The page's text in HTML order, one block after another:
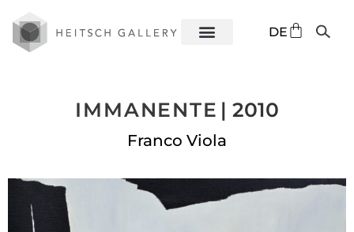
DE
ES
IMMANENTE | 2010
Franco Viola